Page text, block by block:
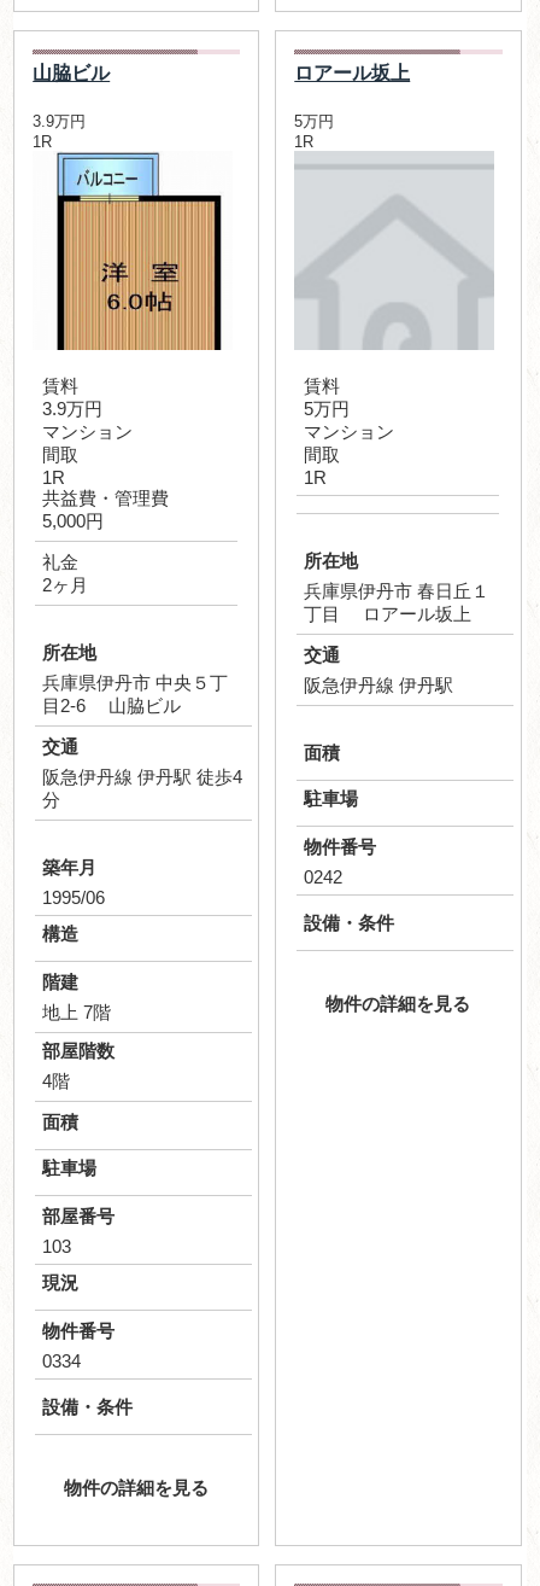
山脇ビル
3.9万円
1R
賃料
3.9万円
マンション
間取
1R
共益費・管理費
5,000円
礼金
2ヶ月
所在地
兵庫県伊丹市 中央５丁
目2-6 山脇ビル
交通
阪急伊丹線 伊丹駅 徒歩4
分
築年月
1995/06
構造
階建
地上 7階
部屋階数
4階
面積
駐車場
部屋番号
103
現況
物件番号
0334
設備・条件
物件の詳細を見る
ロアール坂上
5万円
1R
賃料
5万円
マンション
間取
1R
所在地
兵庫県伊丹市 春日丘１
丁目 ロアール坂上
交通
阪急伊丹線 伊丹駅
面積
駐車場
物件番号
0242
設備・条件
物件の詳細を見る